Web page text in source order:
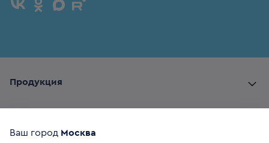
Продукция
Ваш город Москва